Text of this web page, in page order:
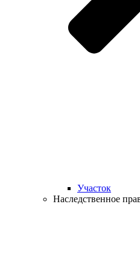
Участок
Наследственное